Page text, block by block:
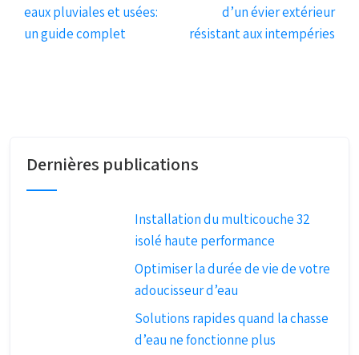
eaux pluviales et usées:
un guide complet
d’un évier extérieur
résistant aux intempéries
Dernières publications
Installation du multicouche 32
isolé haute performance
Optimiser la durée de vie de votre
adoucisseur d’eau
Solutions rapides quand la chasse
d’eau ne fonctionne plus